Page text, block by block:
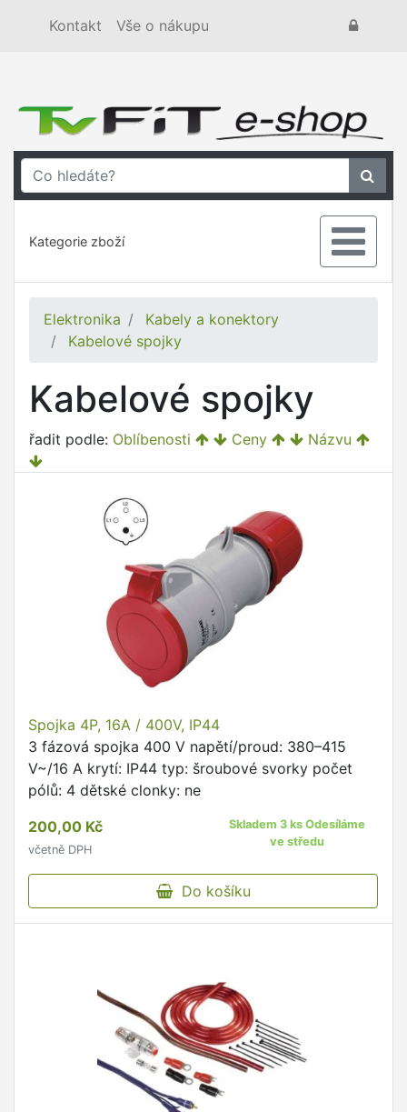
Kontakt Vše o nákupu
Kategorie zboží
Elektronika
Kabely a konektory
Kabelové spojky
Kabelové spojky
řadit podle: Oblíbenosti Ceny Názvu
Spojka 4P, 16A / 400V, IP44
3 fázová spojka 400 V napětí/proud: 380–415
V~/16 A krytí: IP44 typ: šroubové svorky počet
pólů: 4 dětské clonky: ne
200,00 Kč
včetně DPH
Skladem 3 ks Odesíláme
ve středu
Do košíku